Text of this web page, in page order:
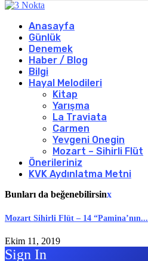
Anasayfa
Günlük
Denemek
Haber / Blog
Bilgi
Hayal Melodileri
Kitap
Yarışma
La Traviata
Carmen
Yevgeni Onegin
Mozart – Sihirli Flüt
Önerileriniz
KVK Aydınlatma Metni
Bunları da beğenebilirsinx
Mozart Sihirli Flüt – 14 “Pamina’nın...
Ekim 11, 2019
Sign In